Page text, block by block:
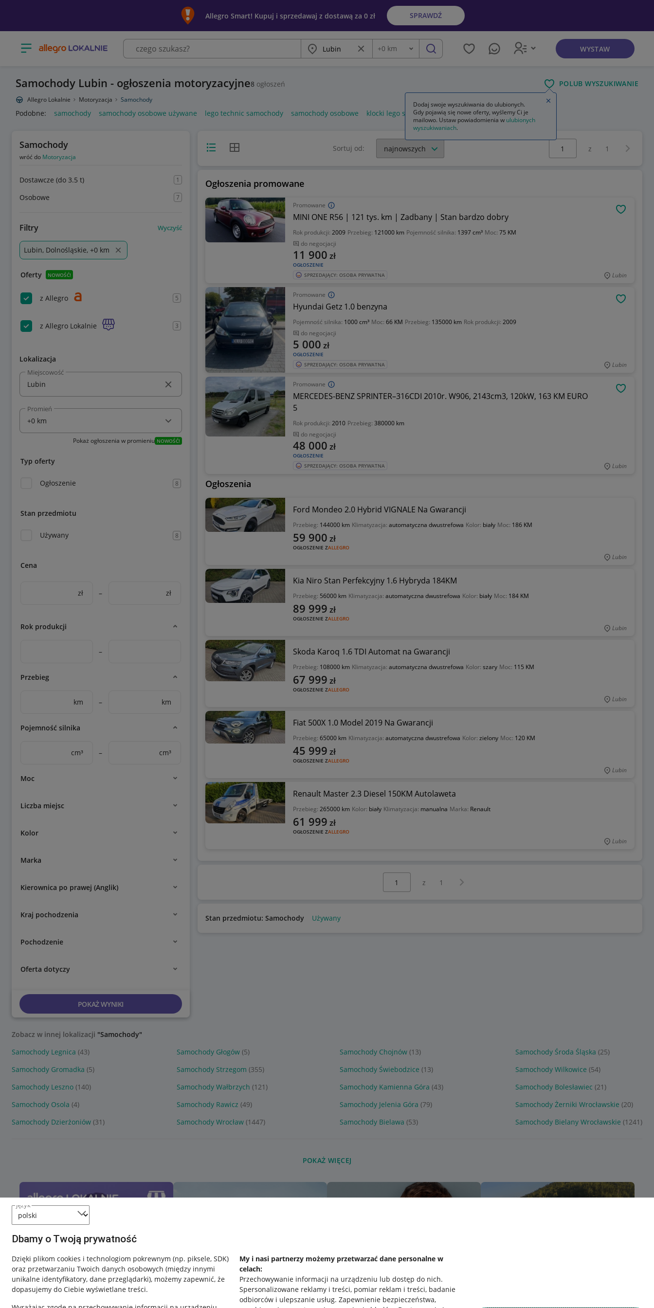
język
Dbamy o Twoją prywatność
Dzięki plikom cookies i technologiom pokrewnym (np. piksele, SDK)
oraz przetwarzaniu Twoich danych osobowych (między innymi
unikalne identyfikatory, dane przeglądarki), możemy zapewnić, że
dopasujemy do Ciebie wyświetlane treści.
My i nasi partnerzy możemy przetwarzać dane personalne w
celach:
Przechowywanie informacji na urządzeniu lub dostęp do nich.
Spersonalizowane reklamy i treści, pomiar reklam i treści, badanie
odbiorców i ulepszanie usług. Zapewnienie bezpieczeństwa,
Allegro Smart! Kupuj i sprzedawaj z dostawą za 0 zł SPRAWDŹ
Otwórz menu z kategoriami Miasto Wyczyść frazę
Odległość
+0 km szukaj WYSTAW
Samochody Lubin - ogłoszenia motoryzacyjne8 ogłoszeń POLUB WYSZUKIWANIE
Allegro Lokalnie Motoryzacja Samochody
Podobne: samochody samochody osobowe używane lego technic samochody samochody osobowe klocki lego samochody
Samochody
wróć do Motoryzacja
Dostawcze (do 3.5 t) 1
Osobowe 7
Filtry Wyczyść
Lubin, Dolnośląskie, +0 km
Oferty NOWOŚĆ!
z Allegro 5
z Allegro Lokalnie 3
Lokalizacja
Miejscowość
Promień
Pokaż ogłoszenia w promieniu NOWOŚĆ!
Typ oferty
Ogłoszenie 8
Stan przedmiotu
Używany 8
Cena
zł – zł
Rok produkcji
–
Przebieg
km – km
Pojemność silnika
cm³ – cm³
Moc
Liczba miejsc
Kolor
Marka
Kierownica po prawej (Anglik)
Kraj pochodzenia
Pochodzenie
Oferta dotyczy
POKAŻ WYNIKI
Widok listyWidok siatki Sortuj od:
Wybierz stronę:
z 1
Ogłoszenia promowane
Promowane
MINI ONE R56 | 121 tys. km | Zadbany | Stan bardzo dobry
Rok produkcji: 2009 Przebieg: 121000 km Pojemność silnika: 1397 cm³ Moc: 75 KM
do negocjacji
OGŁOSZENIE
11 900 zł
SPRZEDAJĄCY: OSOBA PRYWATNA Lubin
Promowane
Hyundai Getz 1.0 benzyna
Pojemność silnika: 1000 cm³ Moc: 66 KM Przebieg: 135000 km Rok produkcji: 2009
do negocjacji
OGŁOSZENIE
5 000 zł
SPRZEDAJĄCY: OSOBA PRYWATNA Lubin
Promowane
MERCEDES-BENZ SPRINTER–316CDI 2010r. W906, 2143cm3, 120kW, 163 KM EURO
5
Rok produkcji: 2010 Przebieg: 380000 km
do negocjacji
OGŁOSZENIE
48 000 zł
SPRZEDAJĄCY: OSOBA PRYWATNA Lubin
Ogłoszenia
Ford Mondeo 2.0 Hybrid VIGNALE Na Gwarancji
Przebieg: 144000 km Klimatyzacja: automatyczna dwustrefowa Kolor: biały Moc: 186 KM
OGŁOSZENIE ZALLEGRO
59 900 zł
Lubin
Kia Niro Stan Perfekcyjny 1.6 Hybryda 184KM
Przebieg: 56000 km Klimatyzacja: automatyczna dwustrefowa Kolor: biały Moc: 184 KM
OGŁOSZENIE ZALLEGRO
89 999 zł
Lubin
Skoda Karoq 1.6 TDI Automat na Gwarancji
Przebieg: 108000 km Klimatyzacja: automatyczna dwustrefowa Kolor: szary Moc: 115 KM
OGŁOSZENIE ZALLEGRO
67 999 zł
Lubin
Fiat 500X 1.0 Model 2019 Na Gwarancji
Przebieg: 65000 km Klimatyzacja: automatyczna dwustrefowa Kolor: zielony Moc: 120 KM
OGŁOSZENIE ZALLEGRO
45 999 zł
Lubin
Renault Master 2.3 Diesel 150KM Autolaweta
Przebieg: 265000 km Kolor: biały Klimatyzacja: manualna Marka: Renault
OGŁOSZENIE ZALLEGRO
61 999 zł
Lubin
z 1 Następna strona
Stan przedmiotu: Samochody Używany
Zobacz w innej lokalizacji "Samochody"
Samochody Legnica (43) Samochody Głogów (5) Samochody Chojnów (13) Samochody Środa Śląska (25)
Samochody Gromadka (5) Samochody Strzegom (355) Samochody Świebodzice (13) Samochody Wilkowice (54)
Samochody Leszno (140) Samochody Wałbrzych (121) Samochody Kamienna Góra (43) Samochody Bolesławiec (21)
Samochody Osola (4) Samochody Rawicz (49) Samochody Jelenia Góra (79) Samochody Żerniki Wrocławskie (20)
Samochody Dzierżoniów (31) Samochody Wrocław (1447) Samochody Bielawa (53) Samochody Bielany Wrocławskie (1241)
POKAŻ WIĘCEJ
Dodaj swoje wyszukiwania do ulubionych.
Gdy pojawią się nowe oferty, wyślemy Ci je
mailowo. Ustaw powiadomienia w ulubionych
wyszukiwaniach.
Zamknij wskazówkę